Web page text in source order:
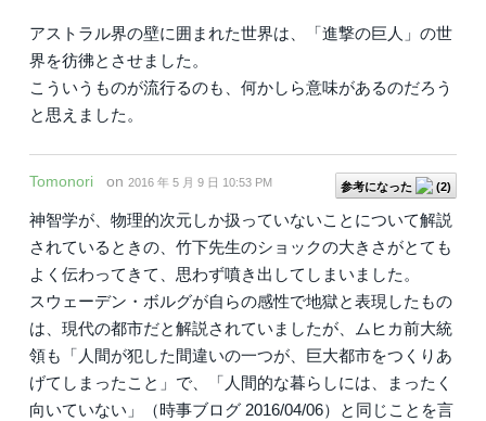
アストラル界の壁に囲まれた世界は、「進撃の巨人」の世
界を彷彿とさせました。
こういうものが流行るのも、何かしら意味があるのだろう
と思えました。
参考になった (2)
Tomonori on 2016 年 5 月 9 日 10:53 PM
神智学が、物理的次元しか扱っていないことについて解説
されているときの、竹下先生のショックの大きさがとても
よく伝わってきて、思わず噴き出してしまいました。
スウェーデン・ボルグが自らの感性で地獄と表現したもの
は、現代の都市だと解説されていましたが、ムヒカ前大統
領も「人間が犯した間違いの一つが、巨大都市をつくりあ
げてしまったこと」で、「人間的な暮らしには、まったく
向いていない」（時事ブログ 2016/04/06）と同じことを言